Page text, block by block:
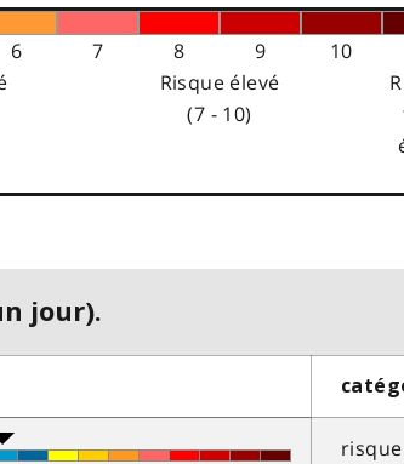
6 7 8 9 10
Risque élevé
(7 - 10)
jour).
risque